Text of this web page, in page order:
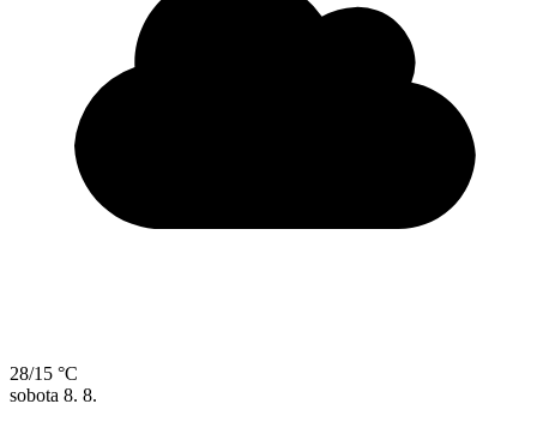
28/15 °C
sobota 8. 8.